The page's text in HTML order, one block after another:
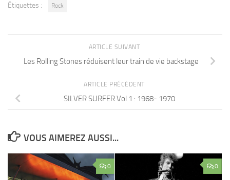
Étiquettes : Rock
ARTICLE SUIVANT
Les Rolling Stones réduisent leur train de vie backstage
ARTICLE PRÉCÉDENT
SILVER SURFER Vol 1 : 1968- 1970
VOUS AIMEREZ AUSSI...
0 0